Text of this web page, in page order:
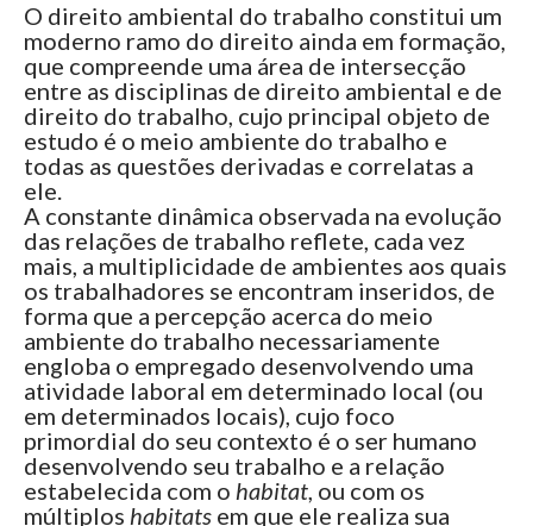
O direito ambiental do trabalho constitui um
moderno ramo do direito ainda em formação,
que compreende uma área de intersecção
entre as disciplinas de direito ambiental e de
direito do trabalho, cujo principal objeto de
estudo é o meio ambiente do trabalho e
todas as questões derivadas e correlatas a
ele.
A constante dinâmica observada na evolução
das relações de trabalho reflete, cada vez
mais, a multiplicidade de ambientes aos quais
os trabalhadores se encontram inseridos, de
forma que a percepção acerca do meio
ambiente do trabalho necessariamente
engloba o empregado desenvolvendo uma
atividade laboral em determinado local (ou
em determinados locais), cujo foco
primordial do seu contexto é o ser humano
desenvolvendo seu trabalho e a relação
estabelecida com o habitat, ou com os
múltiplos habitats em que ele realiza sua